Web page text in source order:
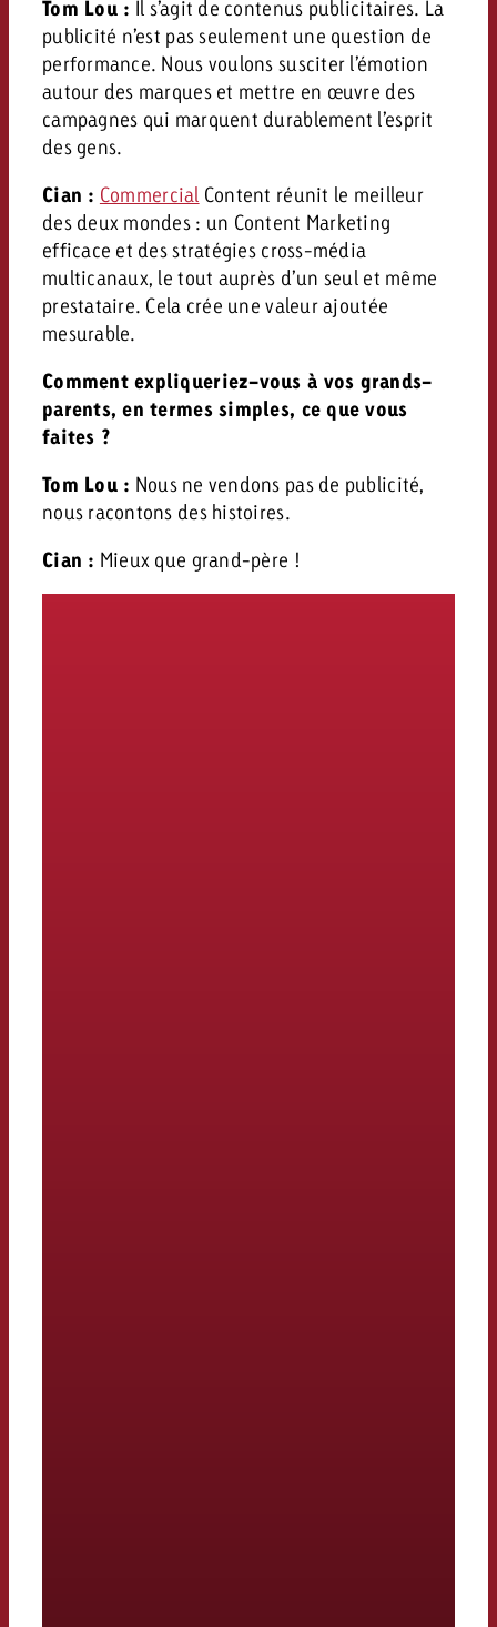
Tom Lou : Il s’agit de contenus publicitaires. La
publicité n’est pas seulement une question de
performance. Nous voulons susciter l’émotion
autour des marques et mettre en œuvre des
campagnes qui marquent durablement l’esprit
des gens.
Cian : Commercial Content réunit le meilleur
des deux mondes : un Content Marketing
efficace et des stratégies cross-média
multicanaux, le tout auprès d’un seul et même
prestataire. Cela crée une valeur ajoutée
mesurable.
Comment expliqueriez-vous à vos grands-
parents, en termes simples, ce que vous
faites ?
Tom Lou : Nous ne vendons pas de publicité,
nous racontons des histoires.
Cian : Mieux que grand-père !